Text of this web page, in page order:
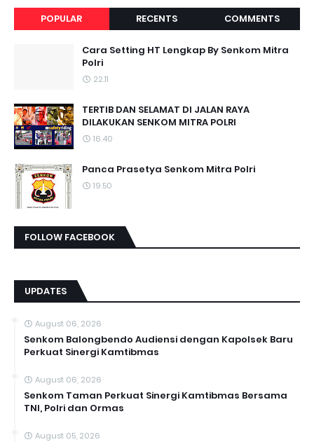
POPULAR RECENTS COMMENTS
Cara Setting HT Lengkap By Senkom Mitra
Polri
22.11
TERTIB DAN SELAMAT DI JALAN RAYA
DILAKUKAN SENKOM MITRA POLRI
16.40
Panca Prasetya Senkom Mitra Polri
19.50
FOLLOW FACEBOOK
UPDATES
August 06, 2026
Senkom Balongbendo Audiensi dengan Kapolsek Baru
Perkuat Sinergi Kamtibmas
August 06, 2026
Senkom Taman Perkuat Sinergi Kamtibmas Bersama
TNI, Polri dan Ormas
August 05, 2026